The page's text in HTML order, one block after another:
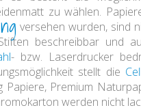
zu wählen.
versehen wurden, sind
beschreibbar und
- bzw. Laserdrucker
stellt die
Papiere, Premium
werden nicht